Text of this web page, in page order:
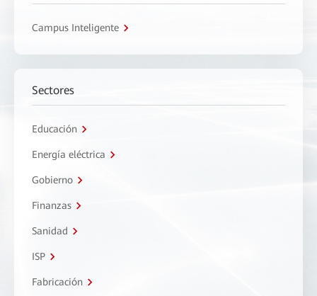
Campus Inteligente
Sectores
Educación
Energía eléctrica
Gobierno
Finanzas
Sanidad
ISP
Fabricación